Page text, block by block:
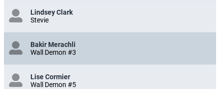
Lindsey Clark
Stevie
Bakir Merachli
Wall Demon #3
Lise Cormier
Wall Demon #5